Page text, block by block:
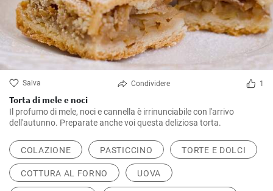
Salva Condividere 1
Torta di mele e noci
Il profumo di mele, noci e cannella è irrinunciabile con l'arrivo
dell'autunno. Preparate anche voi questa deliziosa torta.
COLAZIONE PASTICCINO TORTE E DOLCI
COTTURA AL FORNO UOVA